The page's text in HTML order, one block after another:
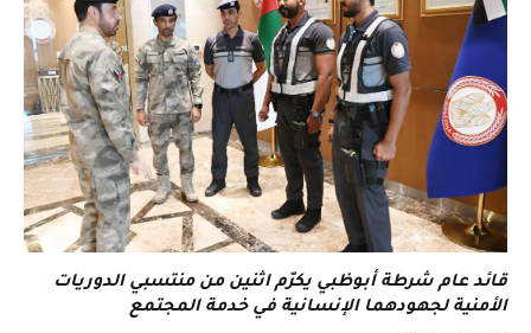
قائد عام شرطة أبوظبي يكرّم اثنين من منتسبي الدوريات
الأمنية لجهودهما الإنسانية في خدمة المجتمع